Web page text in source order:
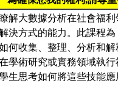
解大數據分析在社會福
決方式的能力。此課程
何收集、整理、分析和
學術研究或實務領域執
生思考如何將這些技能